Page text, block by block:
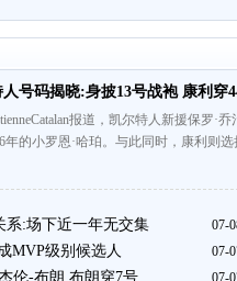
号码揭晓:身披13号战袍 康利穿
报道，凯尔特人新援保罗·
年的小罗恩·哈珀。与此同时，康利则
系:场下近一年无交集 07-
MVP级别候选人 07-
伦-布朗 布朗穿7号 07-